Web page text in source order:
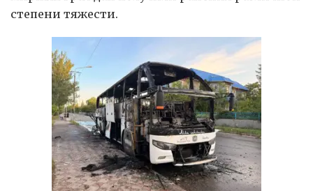
степени тяжести.